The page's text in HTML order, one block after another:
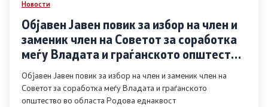
Отворени денови за иницијативи на граѓанските
организации
Финансиска поддршка
Новости
Објавен Јавен повик за избор на член и
заменик член на Советот за соработка
меѓу Владата и граѓанското општество
во областа Родова еднаквост
Објавен Јавен повик за избор на член и заменик член на
Советот за соработка меѓу Владата и граѓанското
општество во областа Родова еднаквост